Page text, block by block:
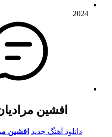
2024
افشین
دانلود آهنگ جدید افشین